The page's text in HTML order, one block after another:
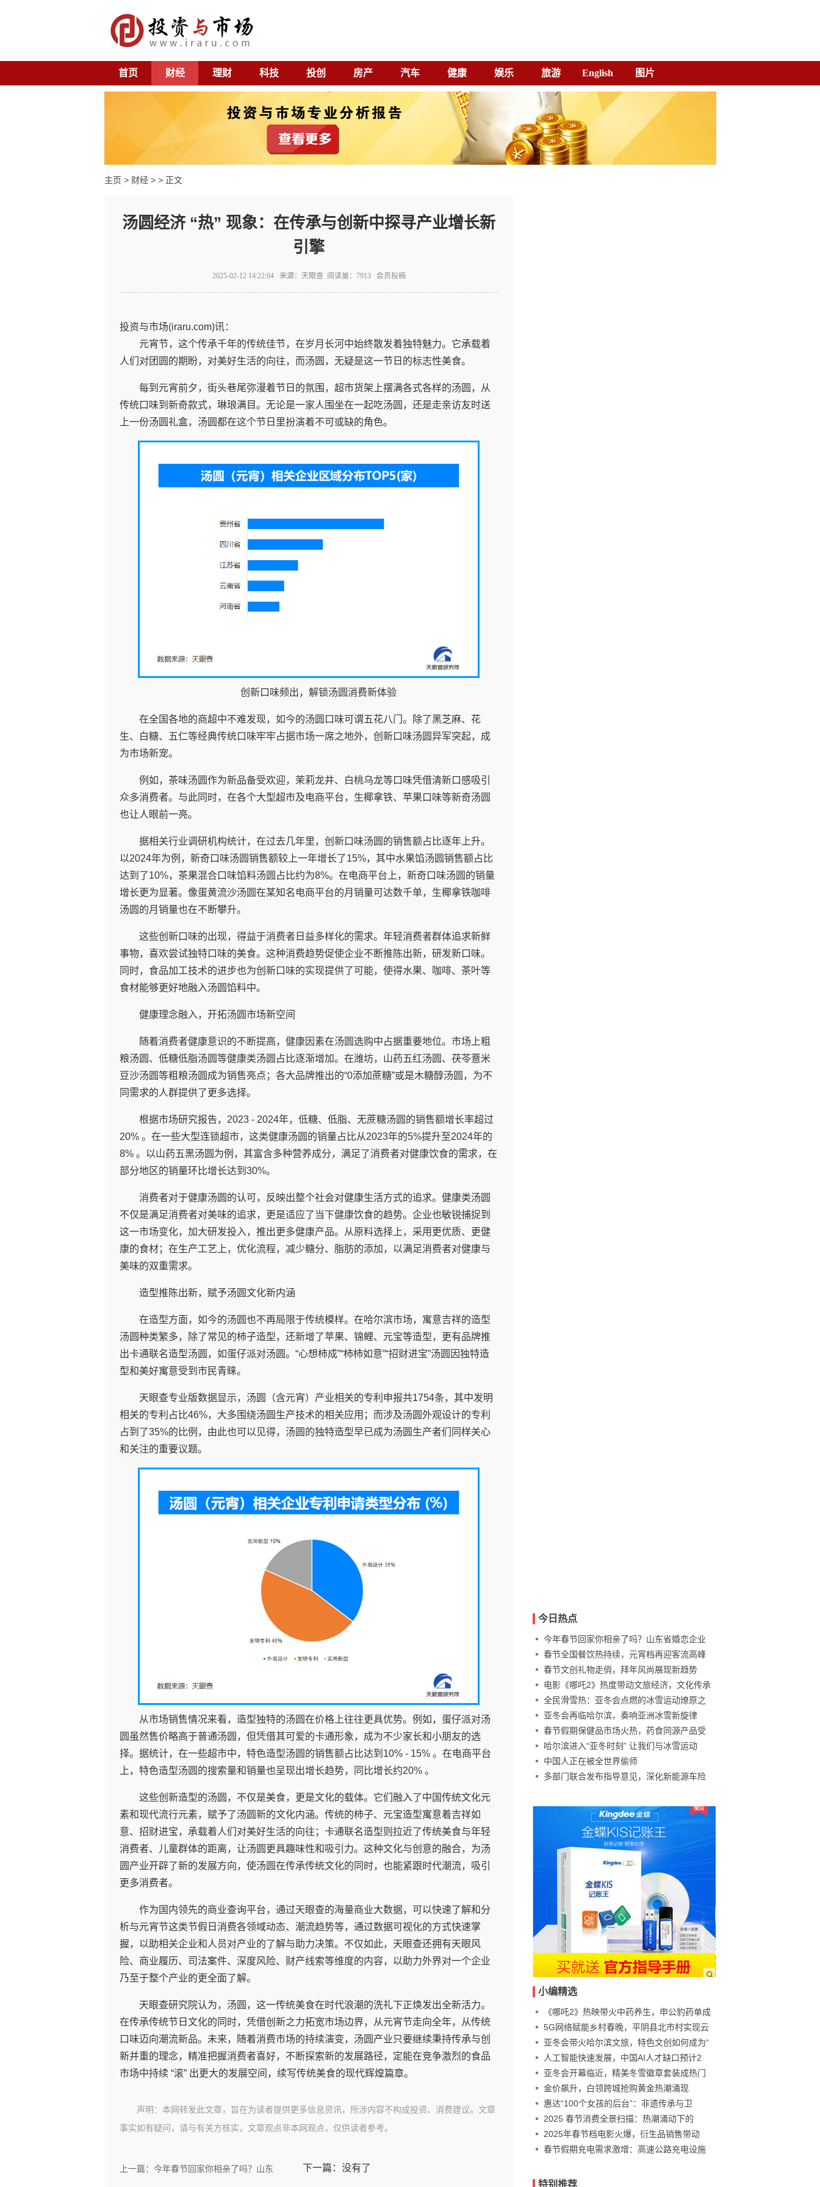
首页 财经 理财 科技 投创 房产 汽车 健康 娱乐 旅游 English 图片
主页 > 财经 > > 正文
汤圆经济 “热” 现象：在传承与创新中探寻产业增长新
引擎
2025-02-12 14:22:04 来源：天眼查 阅读量：7913 会员投稿
投资与市场(iraru.com)讯：
元宵节，这个传承千年的传统佳节，在岁月长河中始终散发着独特魅力。它承载着
人们对团圆的期盼，对美好生活的向往，而汤圆，无疑是这一节日的标志性美食。
每到元宵前夕，街头巷尾弥漫着节日的氛围，超市货架上摆满各式各样的汤圆，从
传统口味到新奇款式，琳琅满目。无论是一家人围坐在一起吃汤圆，还是走亲访友时送
上一份汤圆礼盒，汤圆都在这个节日里扮演着不可或缺的角色。
创新口味频出，解锁汤圆消费新体验
在全国各地的商超中不难发现，如今的汤圆口味可谓五花八门。除了黑芝麻、花
生、白糖、五仁等经典传统口味牢牢占据市场一席之地外，创新口味汤圆异军突起，成
为市场新宠。
例如，茶味汤圆作为新品备受欢迎，茉莉龙井、白桃乌龙等口味凭借清新口感吸引
众多消费者。与此同时，在各个大型超市及电商平台，生椰拿铁、苹果口味等新奇汤圆
也让人眼前一亮。
据相关行业调研机构统计，在过去几年里，创新口味汤圆的销售额占比逐年上升。
以2024年为例，新奇口味汤圆销售额较上一年增长了15%，其中水果馅汤圆销售额占比
达到了10%，茶果混合口味馅料汤圆占比约为8%。在电商平台上，新奇口味汤圆的销量
增长更为显著。像蛋黄流沙汤圆在某知名电商平台的月销量可达数千单，生椰拿铁咖啡
汤圆的月销量也在不断攀升。
这些创新口味的出现，得益于消费者日益多样化的需求。年轻消费者群体追求新鲜
事物，喜欢尝试独特口味的美食。这种消费趋势促使企业不断推陈出新，研发新口味。
同时，食品加工技术的进步也为创新口味的实现提供了可能，使得水果、咖啡、茶叶等
食材能够更好地融入汤圆馅料中。
健康理念融入，开拓汤圆市场新空间
随着消费者健康意识的不断提高，健康因素在汤圆选购中占据重要地位。市场上粗
粮汤圆、低糖低脂汤圆等健康类汤圆占比逐渐增加。在潍坊，山药五红汤圆、茯苓薏米
豆沙汤圆等粗粮汤圆成为销售亮点；各大品牌推出的“0添加蔗糖”或是木糖醇汤圆，为不
同需求的人群提供了更多选择。
根据市场研究报告，2023 - 2024年，低糖、低脂、无蔗糖汤圆的销售额增长率超过
20% 。在一些大型连锁超市，这类健康汤圆的销量占比从2023年的5%提升至2024年的
8% 。以山药五黑汤圆为例，其富含多种营养成分，满足了消费者对健康饮食的需求，在
部分地区的销量环比增长达到30%。
消费者对于健康汤圆的认可，反映出整个社会对健康生活方式的追求。健康类汤圆
不仅是满足消费者对美味的追求，更是适应了当下健康饮食的趋势。企业也敏锐捕捉到
这一市场变化，加大研发投入，推出更多健康产品。从原料选择上，采用更优质、更健
康的食材；在生产工艺上，优化流程，减少糖分、脂肪的添加，以满足消费者对健康与
美味的双重需求。
造型推陈出新，赋予汤圆文化新内涵
在造型方面，如今的汤圆也不再局限于传统模样。在哈尔滨市场，寓意吉祥的造型
汤圆种类繁多，除了常见的柿子造型，还新增了苹果、锦鲤、元宝等造型，更有品牌推
出卡通联名造型汤圆，如蛋仔派对汤圆。“心想柿成”“柿柿如意”“招财进宝”汤圆因独特造
型和美好寓意受到市民青睐。
天眼查专业版数据显示，汤圆（含元宵）产业相关的专利申报共1754条，其中发明
相关的专利占比46%，大多围绕汤圆生产技术的相关应用；而涉及汤圆外观设计的专利
占到了35%的比例，由此也可以见得，汤圆的独特造型早已成为汤圆生产者们同样关心
和关注的重要议题。
从市场销售情况来看，造型独特的汤圆在价格上往往更具优势。例如，蛋仔派对汤
圆虽然售价略高于普通汤圆，但凭借其可爱的卡通形象，成为不少家长和小朋友的选
择。据统计，在一些超市中，特色造型汤圆的销售额占比达到10% - 15% 。在电商平台
上，特色造型汤圆的搜索量和销量也呈现出增长趋势，同比增长约20% 。
这些创新造型的汤圆，不仅是美食，更是文化的载体。它们融入了中国传统文化元
素和现代流行元素，赋予了汤圆新的文化内涵。传统的柿子、元宝造型寓意着吉祥如
意、招财进宝，承载着人们对美好生活的向往；卡通联名造型则拉近了传统美食与年轻
消费者、儿童群体的距离，让汤圆更具趣味性和吸引力。这种文化与创意的融合，为汤
圆产业开辟了新的发展方向，使汤圆在传承传统文化的同时，也能紧跟时代潮流，吸引
更多消费者。
作为国内领先的商业查询平台，通过天眼查的海量商业大数据，可以快速了解和分
析与元宵节这类节假日消费各领域动态、潮流趋势等，通过数据可视化的方式快速掌
握，以助相关企业和人员对产业的了解与助力决策。不仅如此，天眼查还拥有天眼风
险、商业履历、司法案件、深度风险、财产线索等维度的内容，以助力外界对一个企业
乃至于整个产业的更全面了解。
天眼查研究院认为，汤圆，这一传统美食在时代浪潮的洗礼下正焕发出全新活力。
在传承传统节日文化的同时，凭借创新之力拓宽市场边界，从元宵节走向全年，从传统
口味迈向潮流新品。未来，随着消费市场的持续演变，汤圆产业只要继续秉持传承与创
新并重的理念，精准把握消费者喜好，不断探索新的发展路径，定能在竞争激烈的食品
市场中持续 “滚” 出更大的发展空间，续写传统美食的现代辉煌篇章。
声明：本网转发此文章，旨在为读者提供更多信息资讯，所涉内容不构成投资、消费建议。文章
事实如有疑问，请与有关方核实，文章观点非本网观点，仅供读者参考。
上一篇：今年春节回家你相亲了吗？山东 下一篇：没有了
今日热点
今年春节回家你相亲了吗？山东省婚恋企业
数 春节全国餐饮热持续，元宵档再迎客流高峰
预 春节文创礼物走俏，拜年风尚展现新趋势
电影《哪吒2》热度带动文旅经济，文化传承
全民滑雪热：亚冬会点燃的冰雪运动燎原之
火 亚冬会再临哈尔滨，奏响亚洲冰雪新旋律
春节假期保健品市场火热，药食同源产品受
追 哈尔滨进入“亚冬时刻” 让我们与冰雪运动
中国人正在被全世界偷师
多部门联合发布指导意见，深化新能源车险
小编精选
《哪吒2》热映带火中药养生，申公豹药单成
5G网络赋能乡村春晚，平阴县北市村实现云
亚冬会带火哈尔滨文旅，特色文创如何成为“
人工智能快速发展，中国AI人才缺口预计2
亚冬会开幕临近，精美冬雪徽章套装成热门
文 金价飙升，白领跨城抢购黄金热潮涌现
惠达“100个女孩的后台”：非遗传承与卫
2025 春节消费全景扫描：热潮涌动下的
2025年春节档电影火爆，衍生品销售带动
春节假期充电需求激增：高速公路充电设施
特别推荐